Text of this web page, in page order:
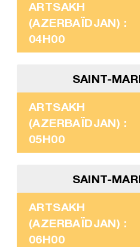
ARTSAKH
(AZERBAÏDJAN) :
04H00
SAINT-
ARTSAKH
(AZERBAÏDJAN) :
05H00
SAINT-
ARTSAKH
(AZERBAÏDJAN) :
06H00